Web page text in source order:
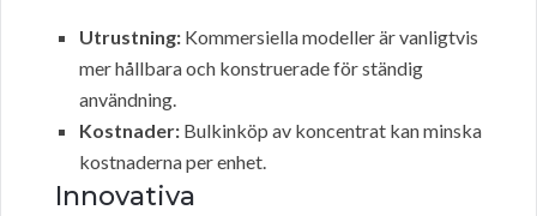
Utrustning: Kommersiella modeller är vanligtvis
mer hållbara och konstruerade för ständig
användning.
Kostnader: Bulkinköp av koncentrat kan minska
kostnaderna per enhet.
Innovativa